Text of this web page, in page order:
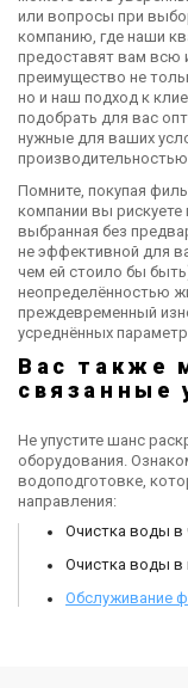
или вопросы при
компанию, где наши
предоставят вам
преимущество не
но и наш подход к
подобрать для вас
нужные для ваших
Помните, покупая
компании вы рискуете
выбранная без
не эффективной для
чем ей стоило бы
неопределённостью
преждевременный
усреднённых
Вас также
связанные
Не упустите шанс
оборудования.
водоподготовке,
направления:
Очистка воды в
Очистка воды в
Обслуживание